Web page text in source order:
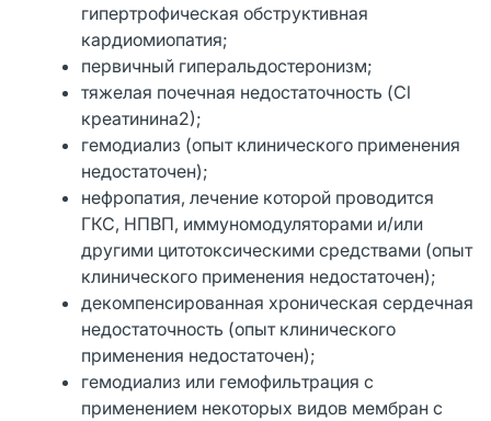
гипертрофическая обструктивная
кардиомиопатия;
первичный гиперальдостеронизм;
тяжелая почечная недостаточность (Cl
креатинина2);
гемодиализ (опыт клинического применения
недостаточен);
нефропатия, лечение которой проводится
ГКС, НПВП, иммуномодуляторами и/или
другими цитотоксическими средствами (опыт
клинического применения недостаточен);
декомпенсированная хроническая сердечная
недостаточность (опыт клинического
применения недостаточен);
гемодиализ или гемофильтрация с
применением некоторых видов мембран с